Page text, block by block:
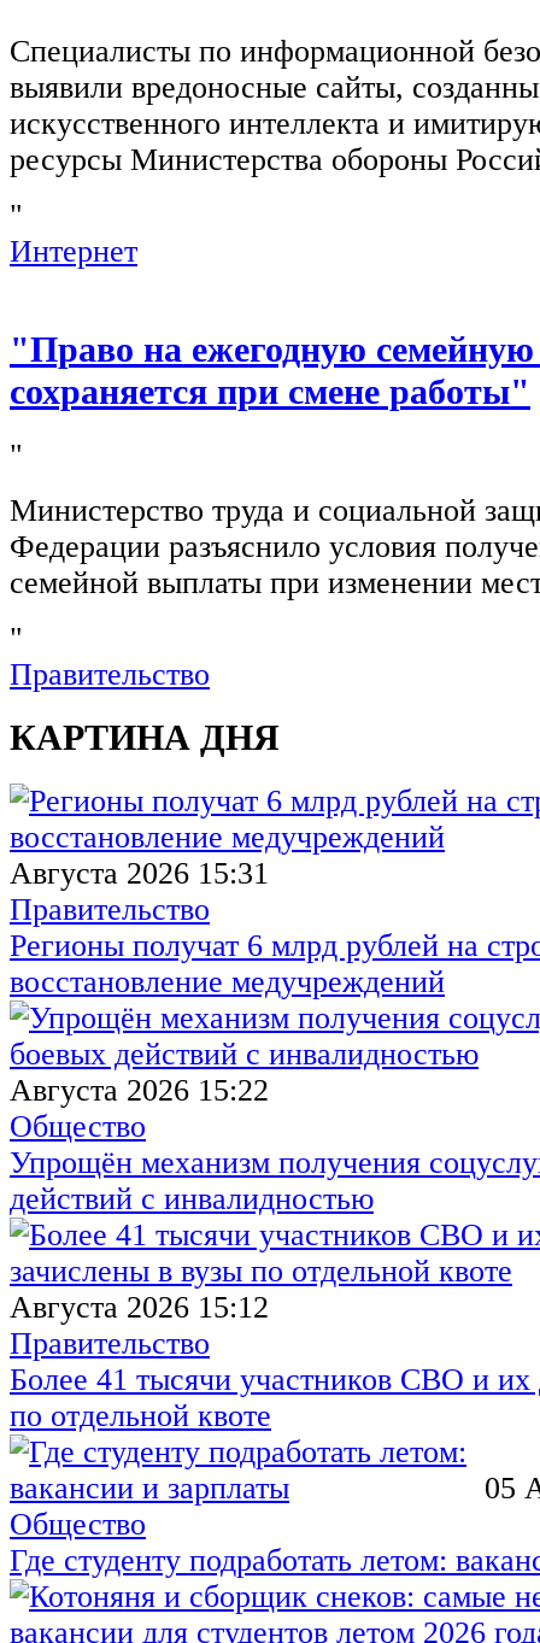
Специалисты по информационной
выявили вредоносные сайты,
искусственного интеллекта и
ресурсы Министерства обороны
"
Интернет
"Право на ежегодную
сохраняется при смене работы"
"
Министерство труда и социальной
Федерации разъяснило условия
семейной выплаты при изменении
"
Правительство
КАРТИНА ДНЯ
Августа 2026 15:31
Правительство
Регионы получат 6 млрд рублей на
восстановление медучреждений
Августа 2026 15:22
Общество
Упрощён механизм получения
действий с инвалидностью
Августа 2026 15:12
Правительство
Более 41 тысячи участников СВО и их
по отдельной квоте
05
Общество
Где студенту подработать летом: